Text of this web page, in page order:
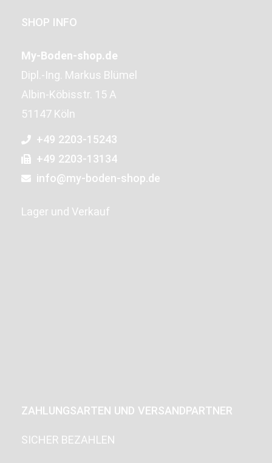
SHOP INFO
My-Boden-shop.de
Dipl.-Ing. Markus Blümel
Albin-Köbisstr. 15 A
51147 Köln
+49 2203-15243
+49 2203-13134
info@my-boden-shop.de
Lager und Verkauf
ZAHLUNGSARTEN UND VERSANDPARTNER
SICHER BEZAHLEN